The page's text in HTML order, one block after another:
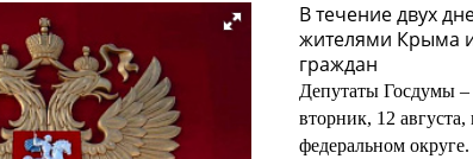
В течение двух
жителями Крыма
граждан
Депутаты Госдумы
вторник, 12
федеральном